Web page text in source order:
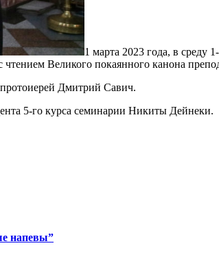
1 марта 2023 года, в среду
Великого покаянного канона
Дмитрий Савич.
5-го курса семинарии Никиты Дейнеки.
напевы”